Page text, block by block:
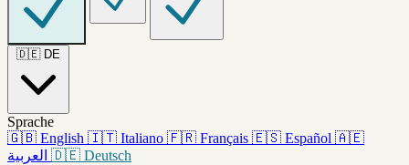
🇩🇪 DE
Sprache
🇬🇧 English 🇮🇹 Italiano 🇫🇷 Français 🇪🇸 Español 🇦🇪
العربية 🇩🇪 Deutsch